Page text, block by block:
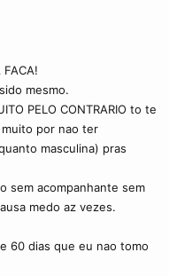
FACA!
mesmo.
PELO CONTRARIO to te
por nao ter
masculina) pras
sem acompanhante sem
medo az vezes.
60 dias que eu nao tomo